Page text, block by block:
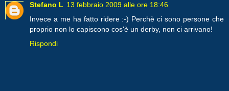
Stefano L 13 febbraio 2009 alle ore 18:46
Invece a me ha fatto ridere :-) Perchè ci sono persone che
proprio non lo capiscono cos'è un derby, non ci arrivano!
Rispondi